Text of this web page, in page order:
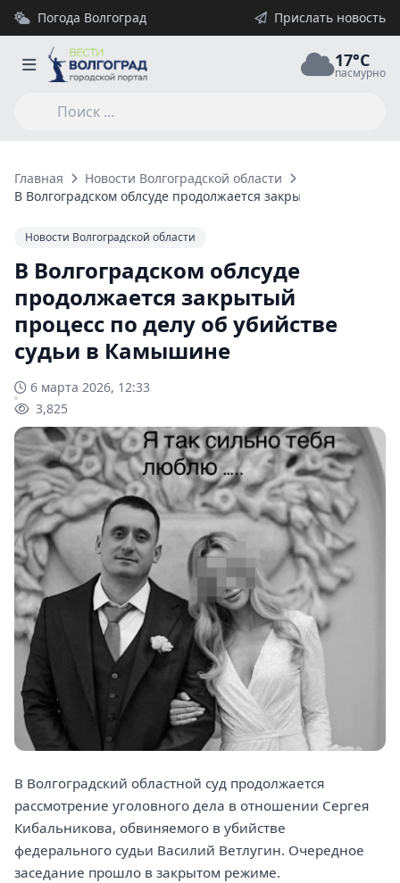
Погода Волгоград Прислать новость
17°C
пасмурно
Главная
Новости Волгоградской области
В Волгоградском облсуде продолжается закрытый процесс
Новости Волгоградской области
В Волгоградском облсуде
продолжается закрытый
процесс по делу об убийстве
судьи в Камышине
6 марта 2026, 12:33
3,825
В Волгоградский областной суд продолжается
рассмотрение уголовного дела в отношении Сергея
Кибальникова, обвиняемого в убийстве
федерального судьи Василий Ветлугин. Очередное
заседание прошло в закрытом режиме.